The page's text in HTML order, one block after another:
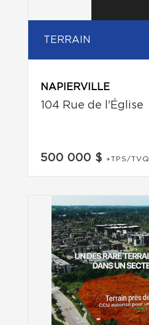
TERRAIN
NAPIERVILLE
104 Rue de l'Église
500 000 $ +TPS/TVQ